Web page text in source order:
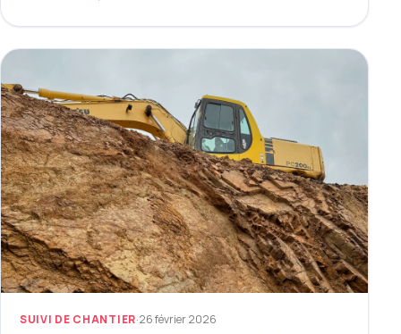
SUIVI DE CHANTIER·26 février 2026